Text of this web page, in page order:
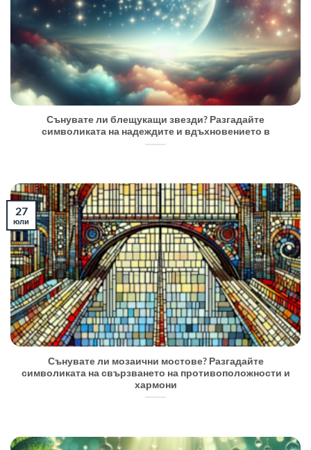
Сънувате ли блещукащи звезди? Разгадайте
символиката на надеждите и вдъхновението в
Сънувате ли мозаични мостове? Разгадайте
символиката на свързването на противоположности и
хармони
27
юли